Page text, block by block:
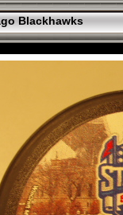
Blackhawks